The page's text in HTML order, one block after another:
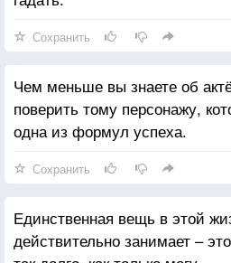
Сохранить
Чем меньше вы знаете об
поверить тому персонажу,
одна из формул успеха.
Сохранить
Единственная вещь в этой
действительно занимает –